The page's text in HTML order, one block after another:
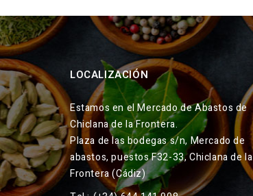
LOCALIZACIÓN
Estamos en el Mercado de Abastos de
Chiclana de la Frontera.
Plaza de las bodegas s/n, Mercado de
abastos, puestos F32-33, Chiclana de la
Frontera (Cádiz)